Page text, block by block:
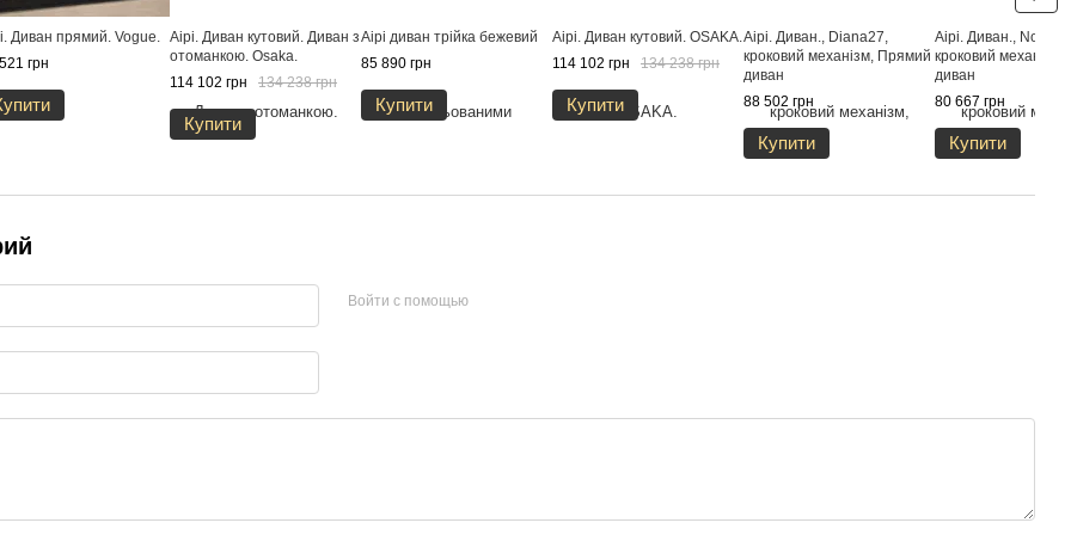
Диван прямий. Vogue.
грн
Aipi. Диван кутовий. Диван з
отоманкою. Osaka.
114 102 грн
134 238 грн
Купити
Aipi диван трійка бежевий
85 890 грн
Купити
Aipi. Диван кутовий. OSAKА.
114 102 грн
134 238 грн
Купити
Аірі. Диван., Diana27,
кроковий механізм, Прямий
диван
88 502 грн
Купити
Аірі. Диван.,
кроковий
диван
80 667 грн
Купити
Войти с помощью